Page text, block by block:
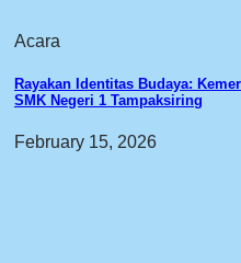
Acara
Rayakan Identitas Budaya:
SMK Negeri 1 Tampaksiring
February 15, 2026